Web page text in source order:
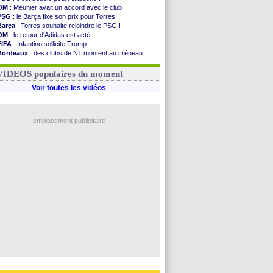
: Meunier avait un accord avec le club
: le Barça fixe son prix pour Torres
: Torres souhaite rejoindre le PSG !
: le retour d'Adidas est acté
: Infantino sollicite Trump
: des clubs de N1 montent au créneau
: le démenti de Leipzig pour Diomandé
populaires du moment
Voir toutes les vidéos
emplacement publicitaire